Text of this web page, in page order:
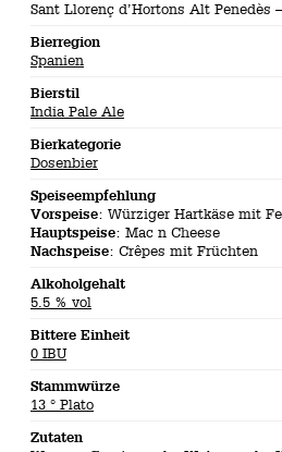
Sant Llorenç d’Hortons Alt Penedès
Bierregion
Spanien
Bierstil
India Pale Ale
Bierkategorie
Dosenbier
Speiseempfehlung
Vorspeise: Würziger Hartkäse mit
Hauptspeise: Mac n Cheese
Nachspeise: Crêpes mit Früchten
Alkoholgehalt
5.5 % vol
Bittere Einheit
0 IBU
Stammwürze
13 ° Plato
Zutaten